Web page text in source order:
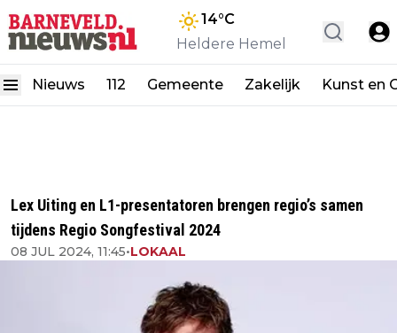
14°C
Heldere Hemel
Nieuws 112 Gemeente Zakelijk Kunst en
Lex Uiting en L1-presentatoren brengen regio’s samen
tijdens Regio Songfestival 2024
08 JUL 2024, 11:45•LOKAAL